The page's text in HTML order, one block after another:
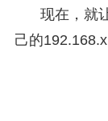
现在，就
己的